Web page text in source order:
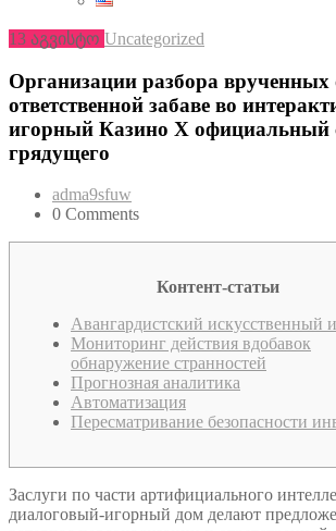
13 აგვისტო Uncategorized
Организации разбора врученных
ответственной забаве во
игорный Казино Х официальный
грядущего
adma9sfuw
0 Comments
Контент-статьи
Авангардистский искусственный
Мониторинг действия вдобавок
обнаружение странностей
Прогнозная аналитика
Автоматизация
Пересматривание безопасности
Заслуги по части артифициального
диалоговый-игорный дом делают